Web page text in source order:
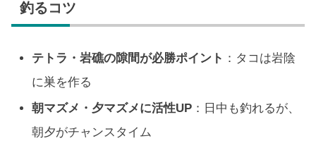
釣るコツ
テトラ・岩礁の隙間が必勝ポイント ：タコは岩陰
に巣を作る
朝マズメ・夕マズメに活性UP ：日中も釣れるが、
朝夕がチャンスタイム